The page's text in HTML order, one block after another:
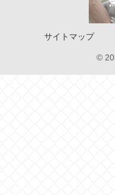
サイトマップ
©